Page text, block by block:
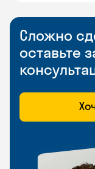
Сложно
оставьте